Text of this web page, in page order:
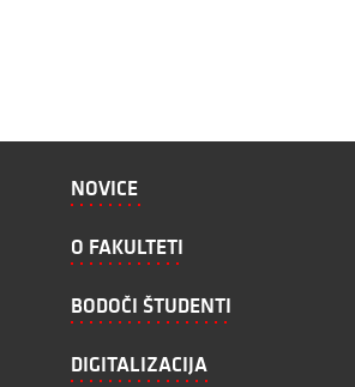
NOVICE
O FAKULTETI
BODOČI ŠTUDENTI
DIGITALIZACIJA